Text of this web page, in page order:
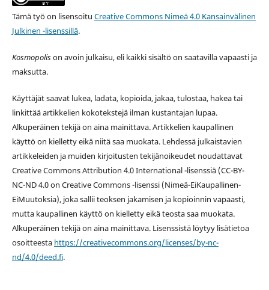
Tämä työ on lisensoitu Creative Commons Nimeä 4.0 Kansainvälinen
Julkinen -lisenssillä.
Kosmopolison avoin julkaisu, eli kaikki sisältö on saatavilla vapaasti ja
maksutta.
Käyttäjät saavat lukea, ladata, kopioida, jakaa, tulostaa, hakea tai
linkittää artikkelien kokotekstejä ilman kustantajan lupaa.
Alkuperäinen tekijä on aina mainittava. Artikkelien kaupallinen
käyttö on kielletty eikä niitä saa muokata. Lehdessä julkaistavien
artikkeleiden ja muiden kirjoitusten tekijänoikeudet noudattavat
Creative Commons Attribution 4.0 International -lisenssiä (CC-BY-
NC-ND 4.0 on Creative Commons -lisenssi(Nimeä-EiKaupallinen-
EiMuutoksia), joka sallii teoksen jakamisen ja kopioinnin vapaasti,
mutta kaupallinen käyttö on kielletty eikä teosta saa muokata.
Alkuperäinen tekijä on aina mainittava. Lisenssistä löytyy lisätietoa
osoitteesta https://creativecommons.org/licenses/by-nc-
nd/4.0/deed.fi.